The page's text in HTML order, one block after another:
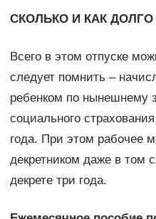
СКОЛЬКО И КАК ДОЛГО
Всего в этом отпуске
следует помнить –
ребенком по нынешнему
социального
года. При этом рабочее
декретником даже в том
декрете три года.